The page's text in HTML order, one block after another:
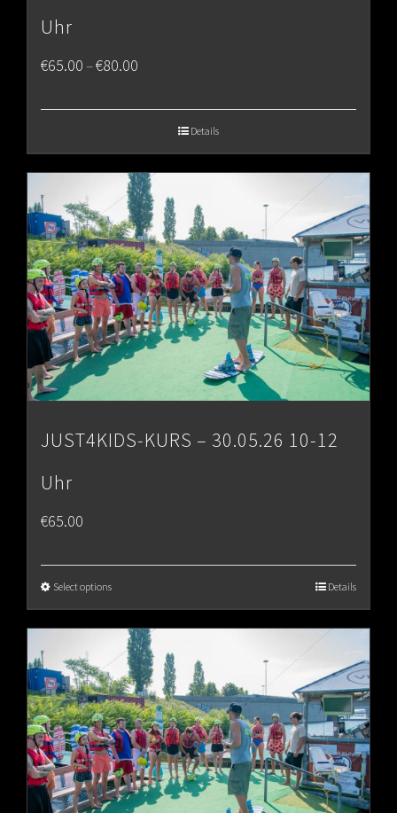
Uhr
€65.00–€80.00
€80.00
Details
JUST4KIDS-KURS – 30.05.26 10-12
Uhr
€65.00
Select options Details